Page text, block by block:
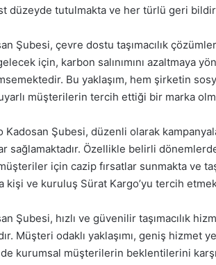
düzeyde tutulmakta ve her türlü geri
Şubesi, çevre dostu taşımacılık
için, karbon salınımını azaltmaya
Bu yaklaşım, hem şirketin
müşterilerin tercih ettiği bir marka
Kadosan Şubesi, düzenli olarak
sağlamaktadır. Özellikle belirli
için cazip fırsatlar sunmakta ve
kişi ve kuruluş Sürat Kargo’yu tercih
Şubesi, hızlı ve güvenilir taşımacılık
Müşteri odaklı yaklaşımı, geniş hizmet
kurumsal müşterilerin beklentilerini